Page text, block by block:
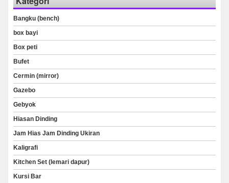
Bangku (bench)
box bayi
Box peti
Bufet
Cermin (mirror)
Gazebo
Gebyok
Hiasan Dinding
Jam Hias Jam Dinding Ukiran
Kaligrafi
Kitchen Set (lemari dapur)
Kursi Bar